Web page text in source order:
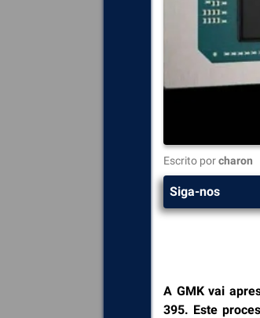
Escrito porcharon
Siga-nos
A GMK vai
395. Este